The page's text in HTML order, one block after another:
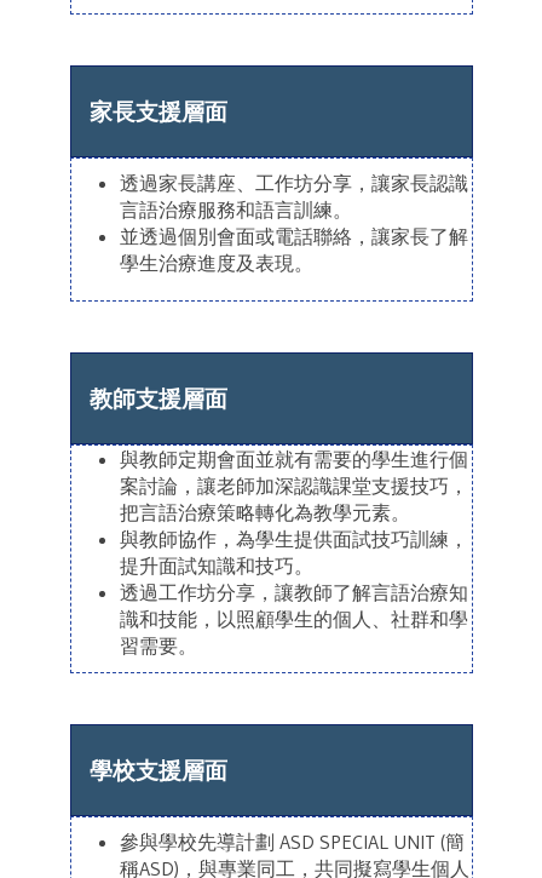
家長支援層面
透過家長講座、工作坊分享，讓家長認識
言語治療服務和語言訓練。
並透過個別會面或電話聯絡，讓家長了解
學生治療進度及表現。
教師支援層面
與教師定期會面並就有需要的學生進行個
案討論，讓老師加深認識課堂支援技巧，
把言語治療策略轉化為教學元素。
與教師協作，為學生提供面試技巧訓練，
提升面試知識和技巧。
透過工作坊分享，讓教師了解言語治療知
識和技能，以照顧學生的個人、社群和學
習需要。
學校支援層面
參與學校先導計劃 ASD SPECIAL UNIT (簡
稱ASD)，與專業同工，共同擬寫學生個人